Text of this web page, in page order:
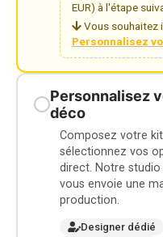
EUR) à l'étape
Vous souhaitez
Personnalisez
Personnalisez
déco
Composez votre
sélectionnez vos
direct. Notre
vous envoie une
production.
Designer dédié